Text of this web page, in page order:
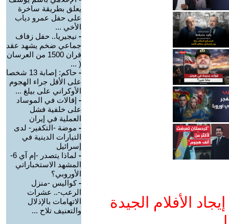
الأفلام الجيدة
يعلق بطريقة ساخرة
على حفل عمرو دياب
الأخي ...
- نيجيريا.. حفل زفاف
جماعي ضخم يشهد عقد
قران 1500 من العرسان
( ...
-
حاكم: إصابة 13 شخصا
على الأقل جراء الهجوم
الأوكراني على بيلغ ...
- إقالات في الموساد
على خلفية فشل
العملية في إيران
- موضة -التكفير- لدى
التيارات الدينية في
إسرائيل
-
لماذا يتصدر -إم آي 6-
المشهد الاستخباراتي
الأوروبي؟
-كواليس -منزل
الرعب-.. عشرات
الاتهامات بالإذلال
والتعنيف تلاح ...